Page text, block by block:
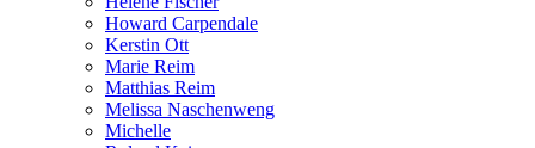
Howard Carpendale
Kerstin Ott
Marie Reim
Matthias Reim
Melissa Naschenweng
Michelle